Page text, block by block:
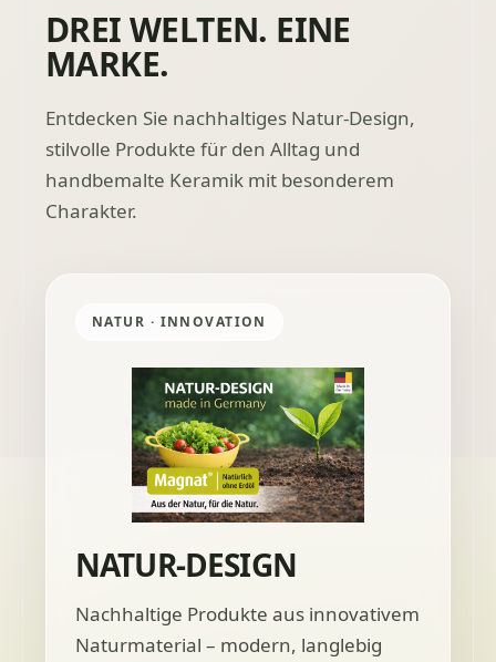
DREI WELTEN. EINE
MARKE.
Entdecken Sie nachhaltiges Natur-Design,
stilvolle Produkte für den Alltag und
handbemalte Keramik mit besonderem
Charakter.
NATUR · INNOVATION
NATUR-DESIGN
Nachhaltige Produkte aus innovativem
Naturmaterial – modern, langlebig